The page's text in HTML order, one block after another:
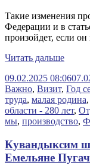
Такие изменения
Федерации и в
произойдет, если
Читать дальше
09.02.2025 08:06
Важно, Визит, Год
труда, малая родина,
области - 280 лет,
мы, производство,
Кувандыксим
Емельяне